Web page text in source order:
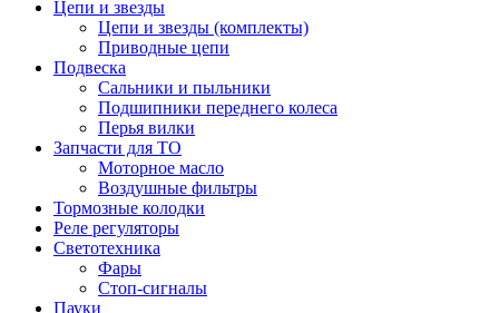
Цепи и звезды
Цепи и звезды (комплекты)
Приводные цепи
Подвеска
Сальники и пыльники
Подшипники переднего колеса
Перья вилки
Запчасти для ТО
Моторное масло
Воздушные фильтры
Тормозные колодки
Реле регуляторы
Cветотехника
Фары
Стоп-сигналы
Пауки